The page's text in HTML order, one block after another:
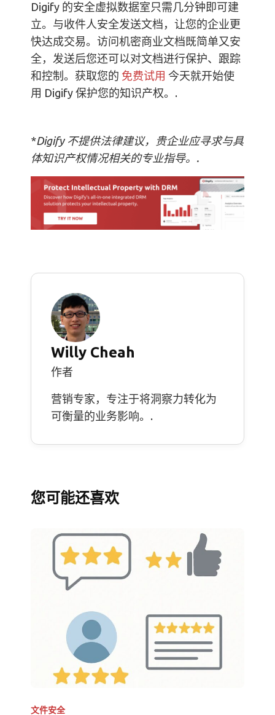
Digify 的安全虚拟数据室只需几分钟即可建
立。与收件人安全发送文档，让您的企业更
快达成交易。访问机密商业文档既简单又安
全，发送后您还可以对文档进行保护、跟踪
和控制。获取您的 免费试用 今天就开始使
用 Digify 保护您的知识产权。.
*Digify 不提供法律建议，贵企业应寻求与具
体知识产权情况相关的专业指导。.
Willy Cheah
作者
营销专家，专注于将洞察力转化为
可衡量的业务影响。.
您可能还喜欢
文件安全